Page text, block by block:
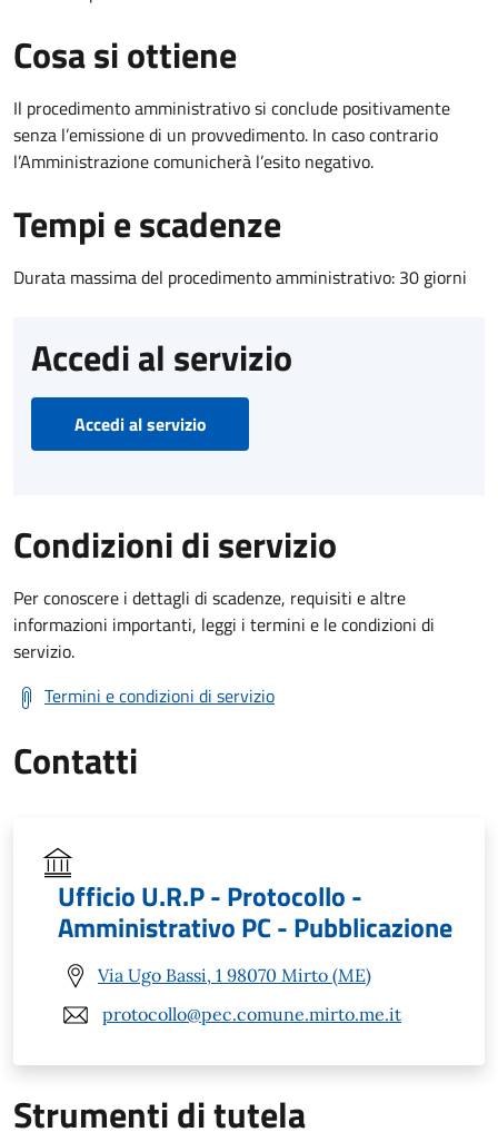
Cosa si ottiene
Il procedimento amministrativo si conclude positivamente
senza l’emissione di un provvedimento. In caso contrario
l’Amministrazione comunicherà l’esito negativo.
Tempi e scadenze
Durata massima del procedimento amministrativo: 30 giorni
Accedi al servizio
Accedi al servizio
Condizioni di servizio
Per conoscere i dettagli di scadenze, requisiti e altre
informazioni importanti, leggi i termini e le condizioni di
servizio.
Termini e condizioni di servizio
Contatti
Ufficio U.R.P - Protocollo -
Amministrativo PC - Pubblicazione
Via Ugo Bassi, 1 98070 Mirto (ME)
protocollo@pec.comune.mirto.me.it
Strumenti di tutela